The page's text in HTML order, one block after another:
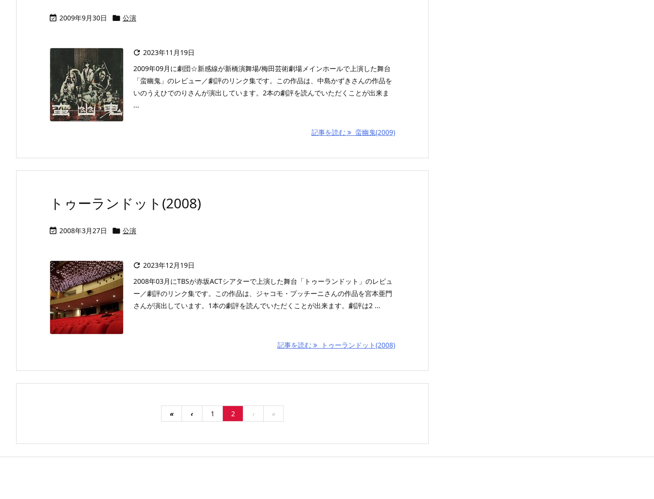
 2009年9月30日  公演
 2023年11月19日
2009年09月に劇団☆新感線が新橋演舞場/梅田芸術劇場メインホールで上演した舞台
「蛮幽鬼」のレビュー／劇評のリンク集です。この作品は、中島かずきさんの作品を
いのうえひでのりさんが演出しています。2本の劇評を読んでいただくことが出来ま
...
記事を読む 蛮幽鬼(2009)
トゥーランドット(2008)
 2008年3月27日  公演
 2023年12月19日
2008年03月にTBSが赤坂ACTシアターで上演した舞台「トゥーランドット」のレビュ
ー／劇評のリンク集です。この作品は、ジャコモ・プッチーニさんの作品を宮本亜門
さんが演出しています。1本の劇評を読んでいただくことが出来ます。劇評は2 ...
記事を読む トゥーランドット(2008)
« ‹ 1 2 › »